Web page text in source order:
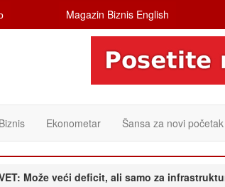
Magazin Biznis English
Ekonometar Šansa za novi početak
Može veći deficit, ali samo za